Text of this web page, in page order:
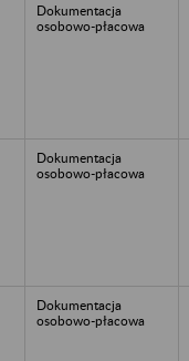
Dokumentacja
osobowo-płacowa
Dokumentacja
osobowo-płacowa
Dokumentacja
osobowo-płacowa